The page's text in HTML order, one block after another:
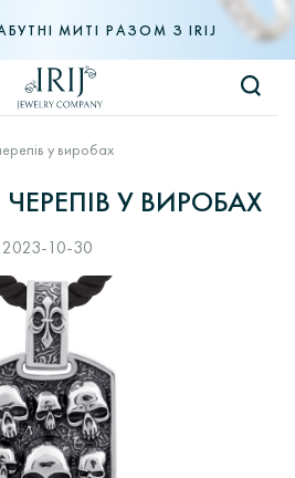
МИТІ РАЗОМ З IRIJ
у виробах
У ВИРОБАХ
2023-10-30